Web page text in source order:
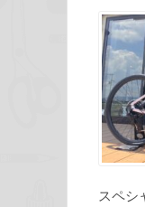
スペシ